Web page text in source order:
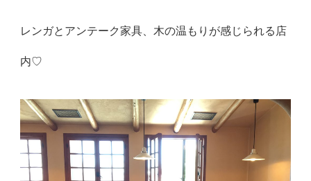
レンガとアンテーク家具、木の温もりが感じられる店
内♡